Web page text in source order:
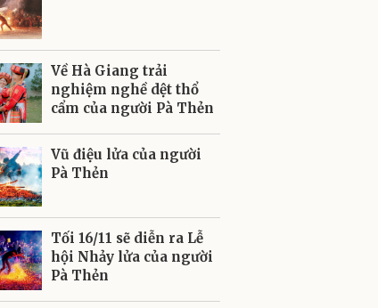
Về Hà Giang trải
nghiệm nghề dệt thổ
cẩm của người Pà Thẻn
Vũ điệu lửa của người
Pà Thẻn
Tối 16/11 sẽ diễn ra Lễ
hội Nhảy lửa của người
Pà Thẻn